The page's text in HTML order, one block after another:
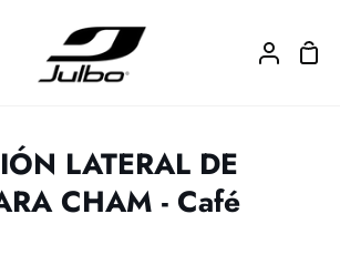
Mi
LATERAL DE
CHAM - Café